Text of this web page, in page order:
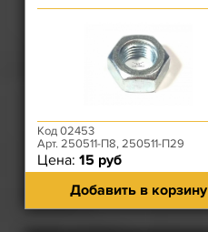
Код 02453
Арт. 250511-П8, 250511-П29
Цена: 15 руб
Добавить в корзину